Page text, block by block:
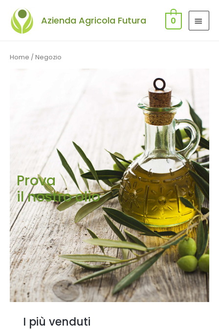
contenuto
Azienda Agricola Futura 0
Home / Negozio
Prova
il nostro olio​
I più venduti